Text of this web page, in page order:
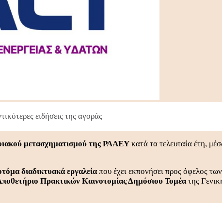
ειδήσεις της αγοράς
μετασχηματισμού της ΡΑΑΕΥ κατά τα τελευταία έτη,
διαδικτυακά εργαλείαπου έχει εκπονήσει προς όφελος
Πρακτικών Καινοτομίας Δημόσιου Τομέατης